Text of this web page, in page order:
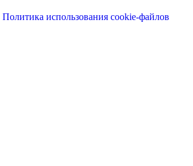
Политика использования cookie-файлов